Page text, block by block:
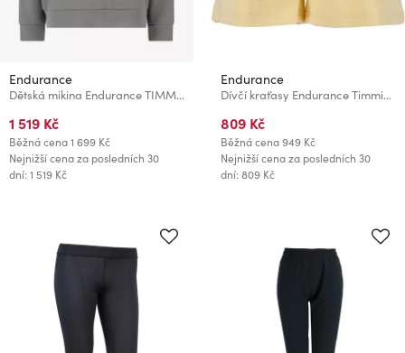
Endurance
Dětská mikina Endurance TIMMIA
1 519 Kč
Běžná cena1 699 Kč
Nejnižší cena za posledních 30
dní: 1 519 Kč
Endurance
Dívčí kraťasy Endurance Timmia Jr. Sweat Shorts Velikost:
809 Kč
Běžná cena949 Kč
Nejnižší cena za posledních 30
dní: 809 Kč